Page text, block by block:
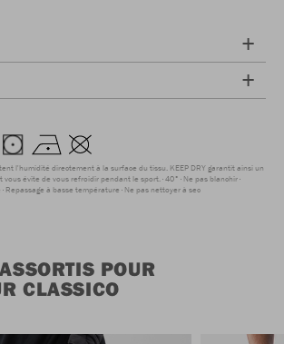
l'humidité directement à la surface du tissu. KEEP DRY garantit ainsi un
vous évite de vous refroidir pendant le sport. 40° Ne pas blanchir
Repassage à basse température Ne pas nettoyer à sec
POUR
CLASSICO